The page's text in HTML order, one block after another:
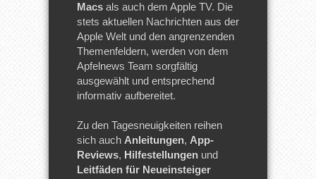
Macs als auch dem Apple TV. Die
stets aktuellen Nachrichten aus der
Apple Welt und den angrenzenden
Themenfeldern, werden von dem
Apfelnews Team sorgfältig
ausgewählt und entsprechend
informativ aufbereitet.
Zu den Tagesneuigkeiten reihen
sich auch Anleitungen, App-
Reviews, Hilfestellungen und
Leitfäden für Neueinsteiger